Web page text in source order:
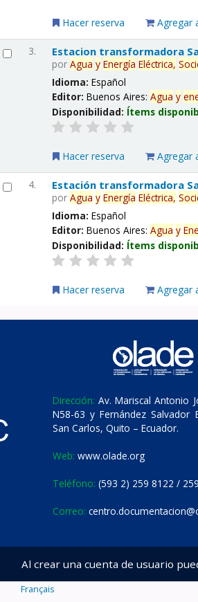
Hacer reserva Agregar
3. Estacion transformadora
porAgua y Energía Eléctrica,
Idioma:Español
Editor:Buenos Aires:Agua y
Disponibilidad: Ítems
Hacer reserva Agregar
4. Estación transformadora
porAgua y Energía Eléctrica,
Idioma:Español
Editor:Buenos Aires:Agua y
Disponibilidad: Ítems
Hacer reserva Agregar
Dirección: Av. Mariscal Antonio
N58-63 y Fernández Salvador
San Carlos, Quito – Ecuador.
Web: www.olade.org
Teléfono: (593 2) 259 8122 /
Correo:
Al crear una cuenta de usuario
Français